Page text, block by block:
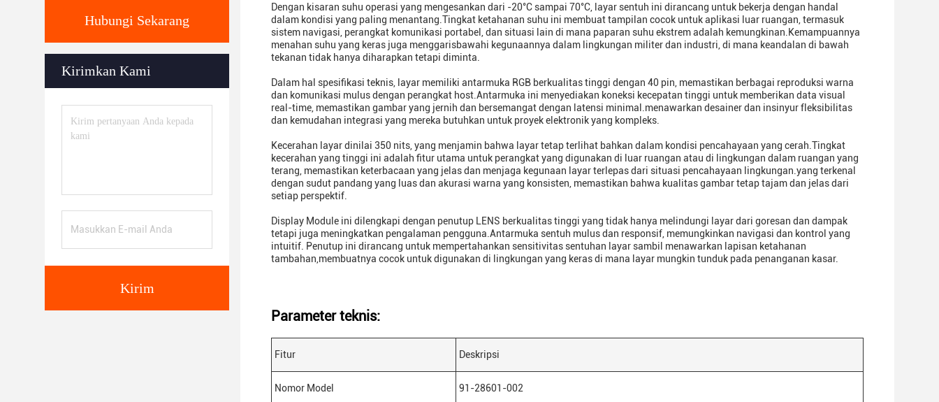
Hubungi Sekarang
Kirimkan Kami
Kirim
Dengan kisaran suhu operasi yang mengesankan dari -20°C sampai 70°C, layar sentuh ini dirancang untuk bekerja dengan handal
dalam kondisi yang paling menantang.Tingkat ketahanan suhu ini membuat tampilan cocok untuk aplikasi luar ruangan, termasuk
sistem navigasi, perangkat komunikasi portabel, dan situasi lain di mana paparan suhu ekstrem adalah kemungkinan.Kemampuannya
menahan suhu yang keras juga menggarisbawahi kegunaannya dalam lingkungan militer dan industri, di mana keandalan di bawah
tekanan tidak hanya diharapkan tetapi diminta.
Dalam hal spesifikasi teknis, layar memiliki antarmuka RGB berkualitas tinggi dengan 40 pin, memastikan berbagai reproduksi warna
dan komunikasi mulus dengan perangkat host.Antarmuka ini menyediakan koneksi kecepatan tinggi untuk memberikan data visual
real-time, memastikan gambar yang jernih dan bersemangat dengan latensi minimal.menawarkan desainer dan insinyur fleksibilitas
dan kemudahan integrasi yang mereka butuhkan untuk proyek elektronik yang kompleks.
Kecerahan layar dinilai 350 nits, yang menjamin bahwa layar tetap terlihat bahkan dalam kondisi pencahayaan yang cerah.Tingkat
kecerahan yang tinggi ini adalah fitur utama untuk perangkat yang digunakan di luar ruangan atau di lingkungan dalam ruangan yang
terang, memastikan keterbacaan yang jelas dan menjaga kegunaan layar terlepas dari situasi pencahayaan lingkungan.yang terkenal
dengan sudut pandang yang luas dan akurasi warna yang konsisten, memastikan bahwa kualitas gambar tetap tajam dan jelas dari
setiap perspektif.
Display Module ini dilengkapi dengan penutup LENS berkualitas tinggi yang tidak hanya melindungi layar dari goresan dan dampak
tetapi juga meningkatkan pengalaman pengguna.Antarmuka sentuh mulus dan responsif, memungkinkan navigasi dan kontrol yang
intuitif. Penutup ini dirancang untuk mempertahankan sensitivitas sentuhan layar sambil menawarkan lapisan ketahanan
tambahan,membuatnya cocok untuk digunakan di lingkungan yang keras di mana layar mungkin tunduk pada penanganan kasar.
Parameter teknis:
Fitur Deskripsi
Nomor Model 91-28601-002